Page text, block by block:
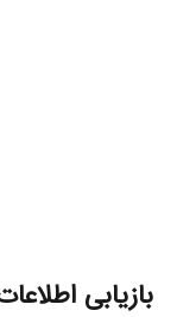
بازیابی